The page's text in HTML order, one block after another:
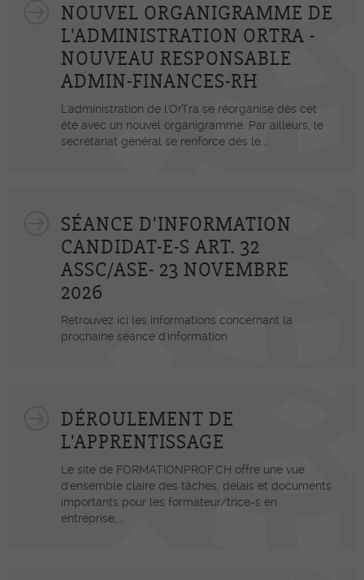
NOUVEL ORGANIGRAMME DE
L'ADMINISTRATION ORTRA -
NOUVEAU RESPONSABLE
ADMIN-FINANCES-RH
L'administration de l'OrTra se réorganise dès cet
été avec un nouvel organigramme. Par ailleurs, le
secrétariat général se renforce dès le...
SÉANCE D'INFORMATION
CANDIDAT-E-S ART. 32
ASSC/ASE- 23 NOVEMBRE
2026
Retrouvez ici les informations concernant la
prochaine séance d'information
DÉROULEMENT DE
L'APPRENTISSAGE
Le site de FORMATIONPROF.CH offre une vue
d'ensemble claire des tâches, délais et documents
importants pour les formateur/trice-s en
entreprise,...